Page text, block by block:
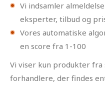
Vi indsamler
eksperter, tilbud og
Vores automatiske
en score fra 1-100
Vi viser kun produkter fra
forhandlere, der findes